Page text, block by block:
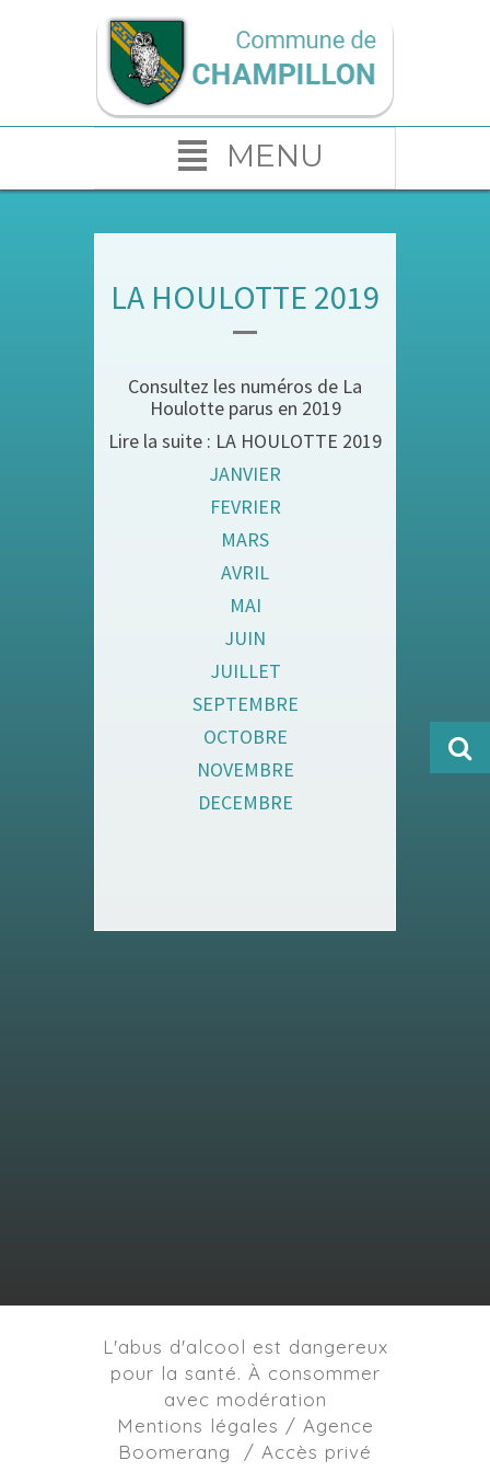
MENU
LA HOULOTTE 2019
Consultez les numéros de La
Houlotte parus en 2019
Lire la suite : LA HOULOTTE 2019
JANVIER
FEVRIER
MARS
AVRIL
MAI
JUIN
JUILLET
SEPTEMBRE
OCTOBRE
NOVEMBRE
DECEMBRE
L'abus d'alcool est dangereux
pour la santé. À consommer
avec modération
Mentions légales / Agence
Boomerang / Accès privé